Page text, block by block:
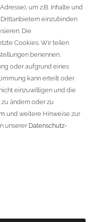
um z.B. Inhalte und
einzubinden
Die
Cookies. Wir teilen
benennen.
oder aufgrund eines
kann erteilt oder
einzuwilligen und die
ändern oder zu
und weitere Hinweise zur
unsererDaten­schutz­